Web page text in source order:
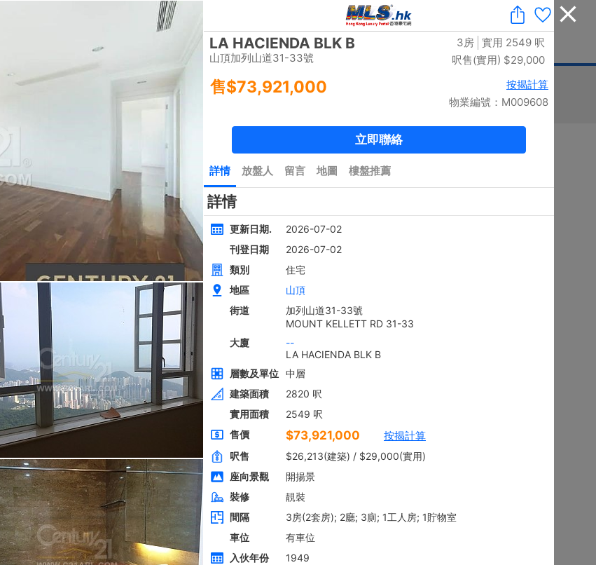
免費業主放盤 | 業主刪除樓盤 | ENG
豪宅市場消息 豪宅論壇 按揭計算 印花稅
間隔 排序
5894個 / 有相：5797 個
黃金置頂
4房
全層
西貢近路樓新全幢
西貢
建築 2100呎
實用 --
售$12,000,000
黃金置頂
上徑口
沙田 顯徑街
建築 2100呎@$9,281
實用 --
置頂 置頂